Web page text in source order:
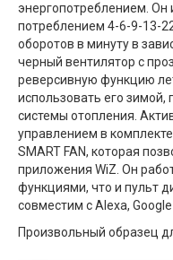
энергопотреблением. Он
потреблением 4-6-9-13-
оборотов в минуту в
черный вентилятор с
реверсивную функцию
использовать его
системы отопления.
управлением в
SMART FAN, которая
приложения WiZ. Он
функциями, что и пульт
совместим с Alexa,
Произвольный образец